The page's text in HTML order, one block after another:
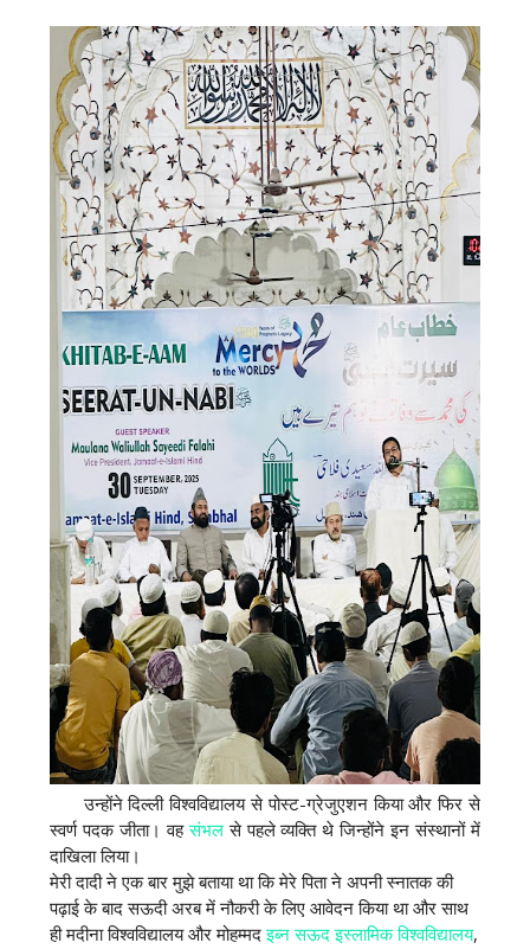
उन्होंनेदिल्ली विश्वविद्यालय से पोस्ट-ग्रेजुएशन किया और फिर से
स्वर्ण पदक जीता। वहसंभलसे पहले व्यक्ति थे जिन्होंने इन संस्थानों में
दाखिला लिया।
मेरी दादी ने एक बार मुझे बताया था कि मेरे पिता ने अपनी स्नातक की
पढ़ाई के बाद सऊदी अरब में नौकरी के लिए आवेदन किया था और साथ
ही मदीना विश्वविद्यालय और मोहम्मदइब्न सऊद इस्लामिक विश्वविद्यालय,